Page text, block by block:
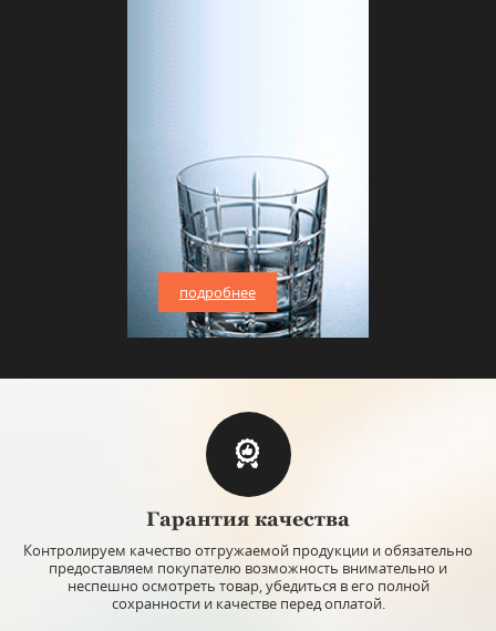
подробнее
Гарантия качества
Контролируем качество отгружаемой продукции и обязательно
предоставляем покупателю возможность внимательно и
неспешно осмотреть товар, убедиться в его полной
сохранности и качестве перед оплатой.